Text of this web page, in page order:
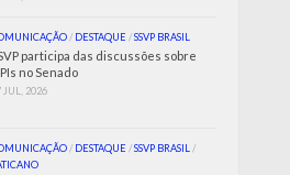
/ DESTAQUE /SSVP BRASIL
participa das discussões sobre
no Senado
JUL, 2026
/ DESTAQUE /SSVP BRASIL/